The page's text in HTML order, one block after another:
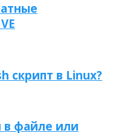
скрипт в Linux?
файле или